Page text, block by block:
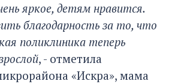
яркое, детям нравится.
благодарность за то, что
поликлиника теперь
, - отметила
«Искра», мама